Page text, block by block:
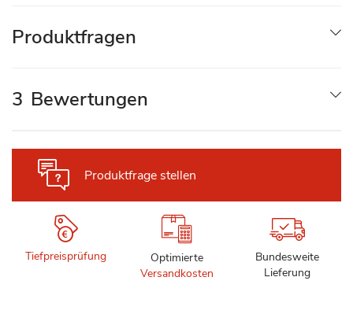
Produktfrage stellen
Tiefpreisprüfung
Optimierte
Versandkosten
Bundesweite
Lieferung
Produktfragen
3 Bewertungen